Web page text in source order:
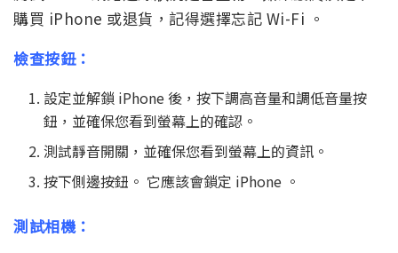
購買 iPhone 或退貨，記得選擇忘記 Wi-Fi 。
檢查按鈕：
設定並解鎖 iPhone 後，按下調高音量和調低音量按
鈕，並確保您看到螢幕上的確認。
測試靜音開關，並確保您看到螢幕上的資訊。
按下側邊按鈕。 它應該會鎖定 iPhone 。
測試相機：